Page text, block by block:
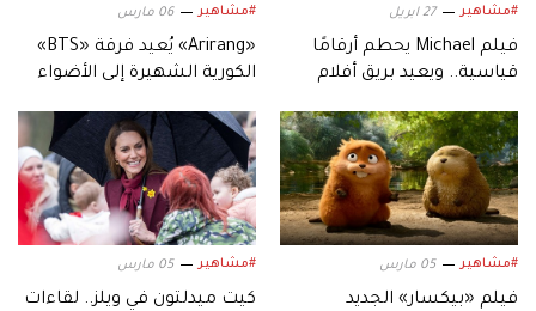
#مشاهير 27 ابريل
فيلم Michael يحطم أرقامًا
قياسية.. ويعيد بريق أفلام
#مشاهير 06 مارس
«Arirang» يُعيد فرقة «BTS»
الكورية الشهيرة إلى الأضواء
#مشاهير 05 مارس
فيلم «بيكسار» الجديد
#مشاهير 05 مارس
كيت ميدلتون في ويلز.. لقاءات